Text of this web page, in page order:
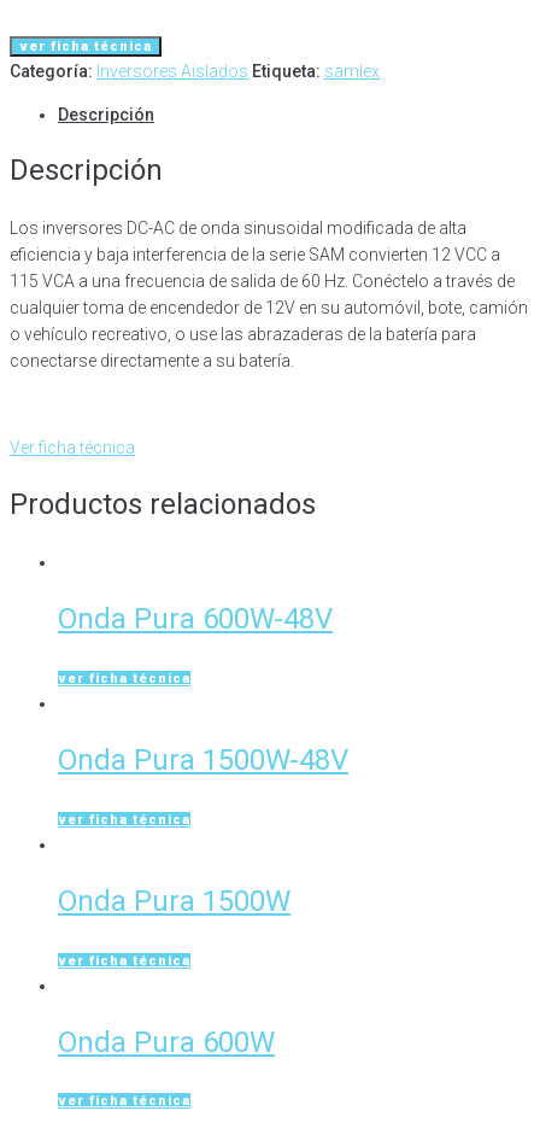
ver ficha técnica
Categoría: Inversores Aislados Etiqueta: samlex
Descripción
Descripción
Los inversores DC-AC de onda sinusoidal modificada de alta
eficiencia y baja interferencia de la serie SAM convierten 12 VCC a
115 VCA a una frecuencia de salida de 60 Hz. Conéctelo a través de
cualquier toma de encendedor de 12V en su automóvil, bote, camión
o vehículo recreativo, o use las abrazaderas de la batería para
conectarse directamente a su batería.
Ver ficha técnica
Productos relacionados
Onda Pura 600W-48V
ver ficha técnica
Onda Pura 1500W-48V
ver ficha técnica
Onda Pura 1500W
ver ficha técnica
Onda Pura 600W
ver ficha técnica